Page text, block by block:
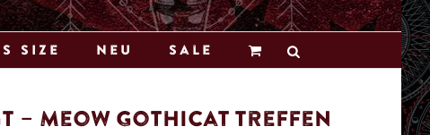
Size Neu Sale
– Meow Gothicat Treffen